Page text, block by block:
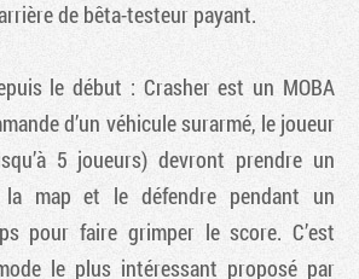
de bêta-testeur payant.
le début : Crasherest un MOBA
d’un véhicule surarmé, le joueur
5 joueurs) devront prendre un
map et le défendre pendant un
pour faire grimper le score. C’est
le plus intéressant proposé par